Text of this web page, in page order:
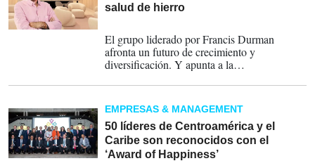
salud de hierro
El grupo liderado por Francis Durman
afronta un futuro de crecimiento y
diversificación. Y apunta a la
EMPRESAS & MANAGEMENT
50 líderes de Centroamérica y el
Caribe son reconocidos con el
‘Award of Happiness’